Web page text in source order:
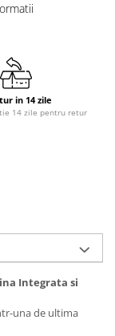
in 14 zile
14 zile pentru retur
Integrata si
una de ultima